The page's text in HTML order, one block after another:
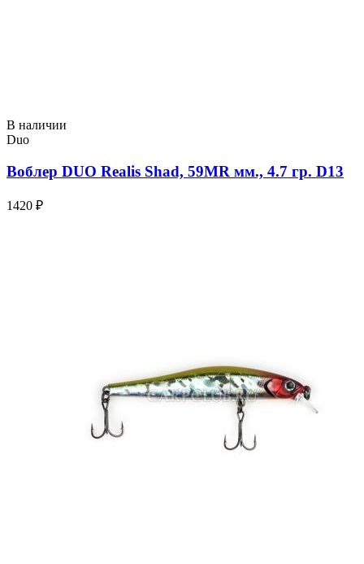
В наличии
Duo
Воблер DUO Realis Shad, 59MR мм., 4.7 гр. D13
1420 ₽